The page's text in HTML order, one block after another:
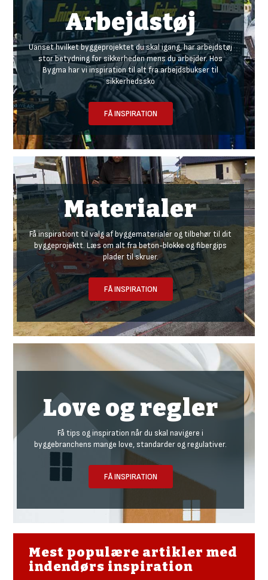
Arbejdstøj
Uanset hvilket byggeprojektet du skal igang, har arbejdstøj
stor betydning for sikkerheden mens du arbejder. Hos
Bygma har vi inspiration til alt fra arbejdsbukser til
sikkerhedssko
FÅ INSPIRATION
Materialer
Få inspirationt til valg af byggematerialer og tilbehør til dit
byggeprojektt. Læs om alt fra beton-blokke og fibergips
plader til skruer.
FÅ INSPIRATION
Love og regler
Få tips og inspiration når du skal navigere i
byggebranchens mange love, standarder og regulativer.
FÅ INSPIRATION
Mest populære artikler med
indendørs inspiration